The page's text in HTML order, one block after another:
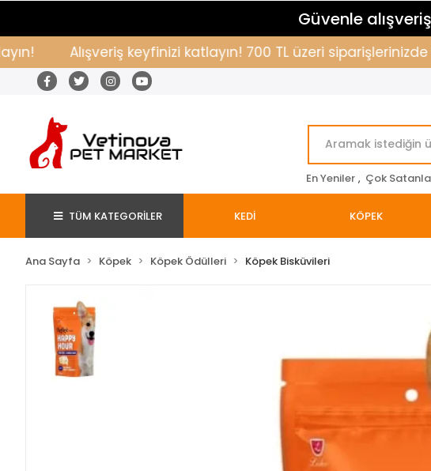
Güvenle
Alışveriş keyfinizi katlayın! 700 TL üzeri siparişlerinizde
En Yeniler , Çok
TÜM KATEGORİLER KEDİ KÖPEK
Ana Sayfa Köpek Köpek Ödülleri Köpek Bisküvileri